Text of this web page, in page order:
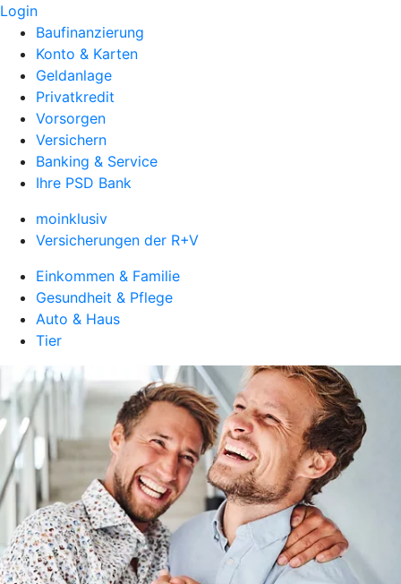
Login
Baufinanzierung
Konto & Karten
Geldanlage
Privatkredit
Vorsorgen
Versichern
Banking & Service
Ihre PSD Bank
moinklusiv
Versicherungen der R+V
Einkommen & Familie
Gesundheit & Pflege
Auto & Haus
Tier